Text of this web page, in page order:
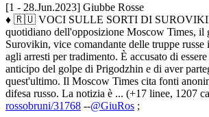
[1 - 28.Jun.2023] Giubbe Rosse
♦ 🇷🇺 VOCI SULLE SORTI DI
quotidiano dell'opposizione Moscow Times, il
Surovikin, vice comandante delle truppe russe
agli arresti per tradimento. È accusato di
anticipo del golpe di Prigodzhin e di aver
quest'ultimo. Il Moscow Times cita fonti
difesa russo. La notizia è ... (+17 linee, 1207
rossobruni/31768 --@GiuRos ;